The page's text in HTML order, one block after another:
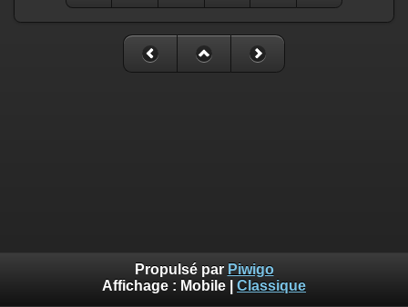
Propulsé par Piwigo
Affichage : Mobile Classique